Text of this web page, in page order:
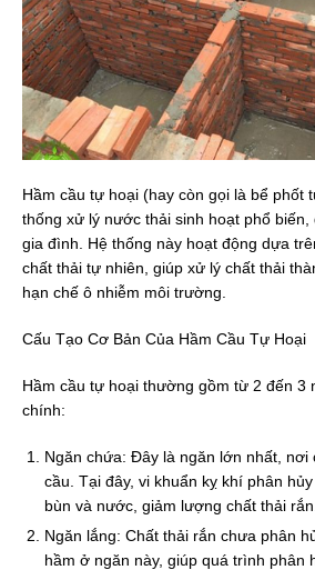
Hầm cầu tự hoại (hay còn gọi là bể phốt
thống xử lý nước thải sinh hoạt phổ biến,
gia đình. Hệ thống này hoạt động dựa
chất thải tự nhiên, giúp xử lý chất thải
hạn chế ô nhiễm môi trường.
Cấu Tạo Cơ Bản Của Hầm Cầu Tự Hoại
Hầm cầu tự hoại thường gồm từ 2 đến 3
chính:
Ngăn chứa: Đây là ngăn lớn nhất, nơi
cầu. Tại đây, vi khuẩn kỵ khí phân
bùn và nước, giảm lượng chất thải rắn.
Ngăn lắng: Chất thải rắn chưa phân
hầm ở ngăn này, giúp quá trình phân